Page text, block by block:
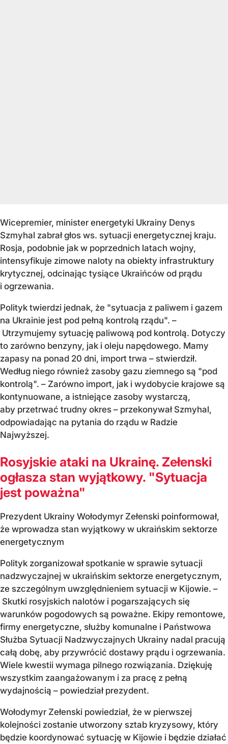
Wicepremier, minister energetyki Ukrainy Denys
Szmyhal zabrał głos ws. sytuacji energetycznej kraju.
Rosja, podobnie jak w poprzednich latach wojny,
intensyfikuje zimowe naloty na obiekty infrastruktury
krytycznej, odcinając tysiące Ukraińców od prądu
i ogrzewania.
Polityk twierdzi jednak, że "sytuacja z paliwem i gazem
na Ukrainie jest pod pełną kontrolą rządu". –
Utrzymujemy sytuację paliwową pod kontrolą. Dotyczy
to zarówno benzyny, jak i oleju napędowego. Mamy
zapasy na ponad 20 dni, import trwa – stwierdził.
Według niego również zasoby gazu ziemnego są "pod
kontrolą". – Zarówno import, jak i wydobycie krajowe są
kontynuowane, a istniejące zasoby wystarczą,
aby przetrwać trudny okres – przekonywał Szmyhal,
odpowiadając na pytania do rządu w Radzie
Najwyższej.
Rosyjskie ataki na Ukrainę. Zełenski
ogłasza stan wyjątkowy. "Sytuacja
jest poważna"
Prezydent Ukrainy Wołodymyr Zełenski poinformował,
że wprowadza stan wyjątkowy w ukraińskim sektorze
energetycznym
Polityk zorganizował spotkanie w sprawie sytuacji
nadzwyczajnej w ukraińskim sektorze energetycznym,
ze szczególnym uwzględnieniem sytuacji w Kijowie. –
Skutki rosyjskich nalotów i pogarszających się
warunków pogodowych są poważne. Ekipy remontowe,
firmy energetyczne, służby komunalne i Państwowa
Służba Sytuacji Nadzwyczajnych Ukrainy nadal pracują
całą dobę, aby przywrócić dostawy prądu i ogrzewania.
Wiele kwestii wymaga pilnego rozwiązania. Dziękuję
wszystkim zaangażowanym i za pracę z pełną
wydajnością – powiedział prezydent.
Wołodymyr Zełenski powiedział, że w pierwszej
kolejności zostanie utworzony sztab kryzysowy, który
będzie koordynować sytuację w Kijowie i będzie działać